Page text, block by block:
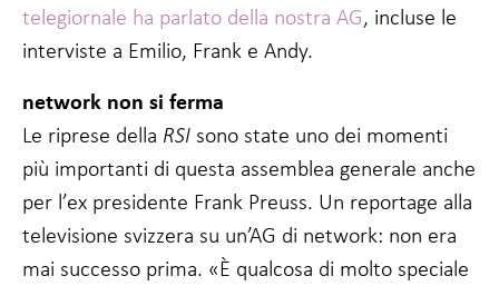
telegiornale ha parlato della nostra AG, incluse le
interviste a Emilio, Frank e Andy.
network non si ferma
Le riprese della RSI sono state uno dei momenti
più importanti di questa assemblea generale anche
per l’ex presidente Frank Preuss. Un reportage alla
televisione svizzera su un’AG di network: non era
mai successo prima. «È qualcosa di molto speciale